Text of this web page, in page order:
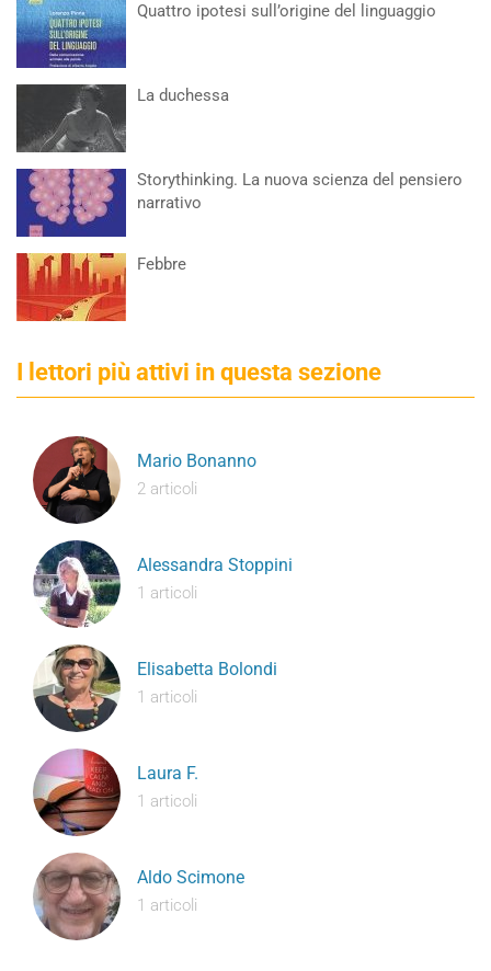
Quattro ipotesi sull’origine del linguaggio
La duchessa
Storythinking. La nuova scienza del pensiero
narrativo
Febbre
I lettori più attivi in questa sezione
Mario Bonanno
2 articoli
Alessandra Stoppini
1 articoli
Elisabetta Bolondi
1 articoli
Laura F.
1 articoli
Aldo Scimone
1 articoli